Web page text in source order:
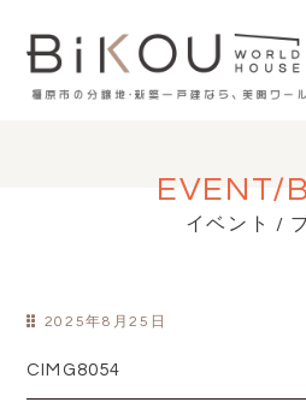
EVENT/
イベント /
2025年8月25日
CIMG8054